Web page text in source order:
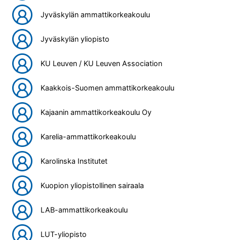
Jyväskylän ammattikorkeakoulu
Jyväskylän yliopisto
KU Leuven / KU Leuven Association
Kaakkois-Suomen ammattikorkeakoulu
Kajaanin ammattikorkeakoulu Oy
Karelia-ammattikorkeakoulu
Karolinska Institutet
Kuopion yliopistollinen sairaala
LAB-ammattikorkeakoulu
LUT-yliopisto